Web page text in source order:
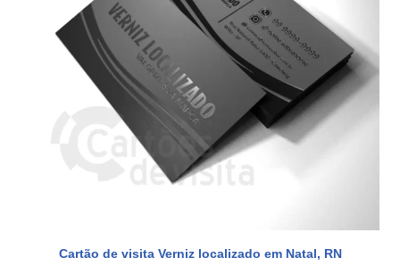
Cartão de visita Verniz localizado em Natal, RN